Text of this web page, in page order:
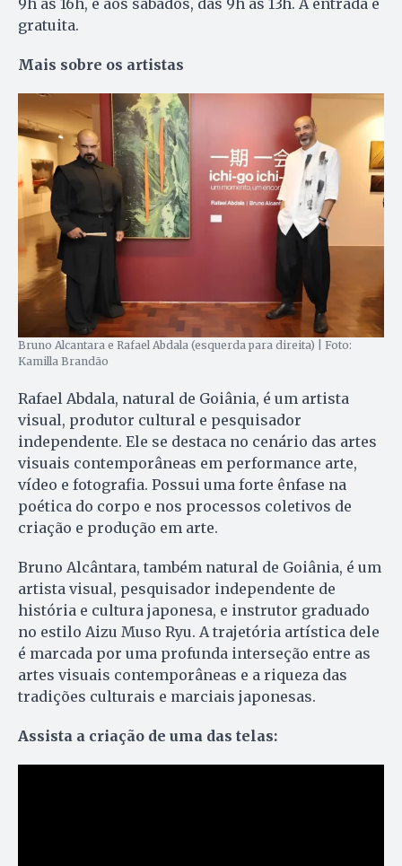
9h às 16h, e aos sábados, das 9h às 13h. A entrada é
gratuita.
Mais sobre os artistas
Bruno Alcantara e Rafael Abdala (esquerda para direita) | Foto:
Kamilla Brandão
Rafael Abdala, natural de Goiânia, é um artista
visual, produtor cultural e pesquisador
independente. Ele se destaca no cenário das artes
visuais contemporâneas em performance arte,
vídeo e fotografia. Possui uma forte ênfase na
poética do corpo e nos processos coletivos de
criação e produção em arte.
Bruno Alcântara, também natural de Goiânia, é um
artista visual, pesquisador independente de
história e cultura japonesa, e instrutor graduado
no estilo Aizu Muso Ryu. A trajetória artística dele
é marcada por uma profunda interseção entre as
artes visuais contemporâneas e a riqueza das
tradições culturais e marciais japonesas.
Assista a criação de uma das telas: